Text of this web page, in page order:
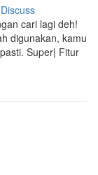
Discuss
cari lagi deh!
digunakan, kamu
Super| Fitur